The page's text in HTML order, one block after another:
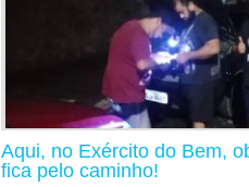
Aqui, no Exército do Bem,
fica pelo caminho!